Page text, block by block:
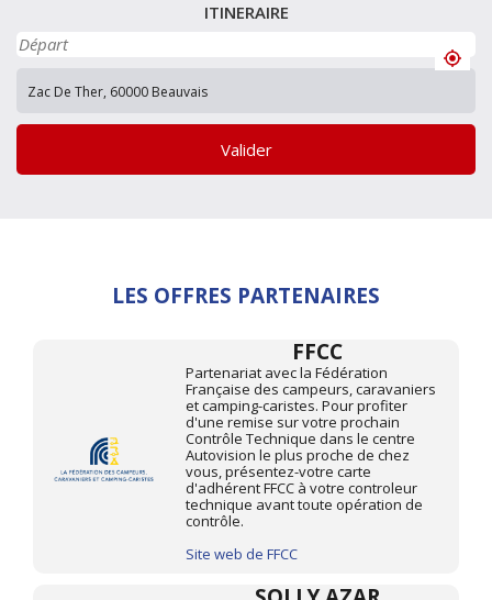
ITINERAIRE
Valider
LES OFFRES PARTENAIRES
FFCC
Partenariat avec la Fédération
Française des campeurs, caravaniers
et camping-caristes. Pour profiter
d'une remise sur votre prochain
Contrôle Technique dans le centre
Autovision le plus proche de chez
vous, présentez-votre carte
d'adhérent FFCC à votre controleur
technique avant toute opération de
contrôle.
Site web de FFCC